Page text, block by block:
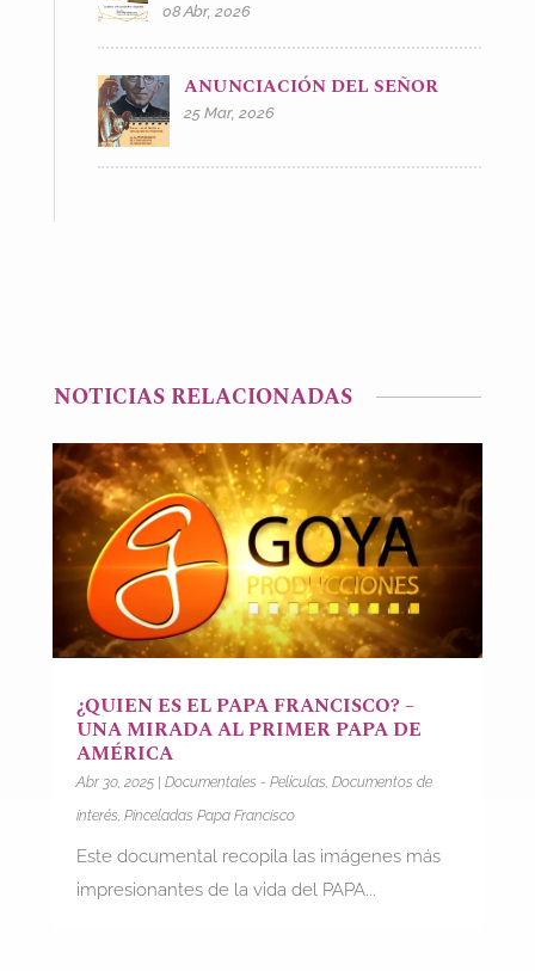
08 Abr, 2026
ANUNCIACIÓN DEL SEÑOR
25 Mar, 2026
NOTICIAS RELACIONADAS
¿QUIEN ES EL PAPA FRANCISCO? –
UNA MIRADA AL PRIMER PAPA DE
AMÉRICA
Abr 30, 2025| Documentales - Películas, Documentos de
interés, Pinceladas Papa Francisco
Este documental recopila las imágenes más
impresionantes de la vida del PAPA...